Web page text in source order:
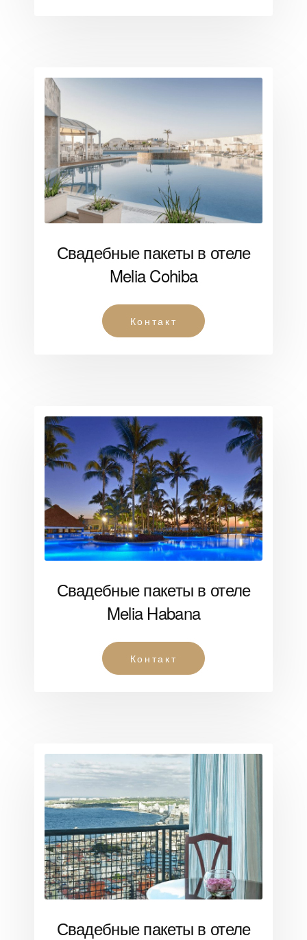
Свадебные пакеты в отеле
Melia Cohiba
Контакт
Свадебные пакеты в отеле
Melia Habana
Контакт
Свадебные пакеты в отеле